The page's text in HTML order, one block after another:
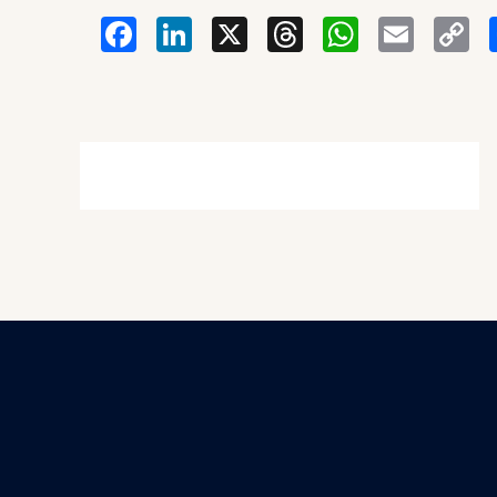
Facebook
LinkedIn
X